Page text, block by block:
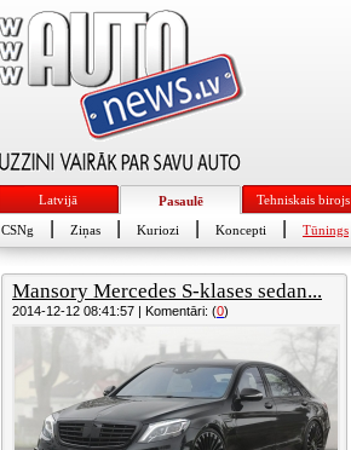
Latvijā Pasaulē Tehniskais birojs
CSNg Ziņas Kuriozi Koncepti Tūnings
Mansory Mercedes S-klases sedan...
2014-12-12 08:41:57 | Komentāri: (0)